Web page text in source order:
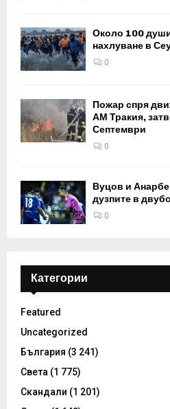
Около 100
нахлуване в
0
Пожар спря
АМ Тракия,
Септември
0
Вуцов и
дузпите в
0
Категории
Featured
Uncategorized
България (3 241)
Света (1 775)
Скандали (1 201)